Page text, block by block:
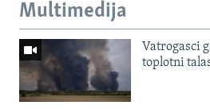
Multimedija
Vatrogasci
toplotni